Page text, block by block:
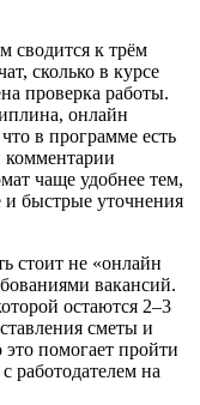
к трём
сколько в курсе
проверка работы.
онлайн
в программе есть
комментарии
чаще удобнее тем,
быстрые уточнения
стоит не «онлайн
вакансий.
остаются 2–3
сметы и
помогает пройти
работодателем на